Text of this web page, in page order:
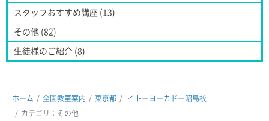
スタッフおすすめ講座 (13)
その他 (82)
生徒様のご紹介 (8)
ホーム 全国教室案内 東京都
イトーヨーカドー昭島校
カテゴリ：その他